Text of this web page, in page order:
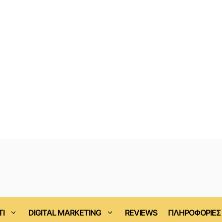
DIGITAL MARKETING REVIEWS ΠΛΗΡΟΦΟΡΙΕΣ